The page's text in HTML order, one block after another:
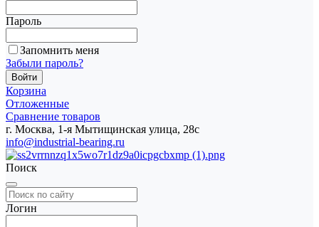
Пароль
Запомнить меня
Забыли пароль?
Корзина
Отложенные
Сравнение товаров
г. Москва, 1-я Мытищинская улица, 28с
info@industrial-bearing.ru
Поиск
Логин